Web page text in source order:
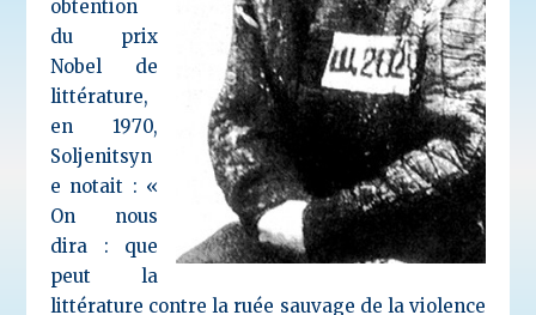
obtention
du prix
Nobel de
littérature,
en 1970,
Soljenitsyn
e notait : «
On nous
dira : que
peut la
littérature contre la ruée sauvage de la violence